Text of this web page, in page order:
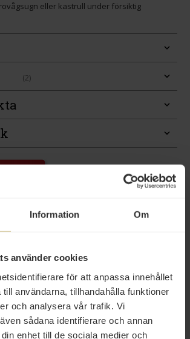
Information Om
använder cookies
för att anpassa innehållet
användarna, tillhandahålla funktioner
och analysera vår trafik. Vi
sådana identifierare och annan
enhet till de sociala medier och
eller kastrull under försiktig
(2)
varumärke